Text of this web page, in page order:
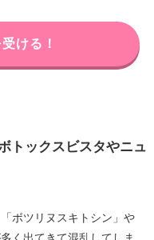
ける！
トックスビスタやニュ
ボツリヌスキトシン」や